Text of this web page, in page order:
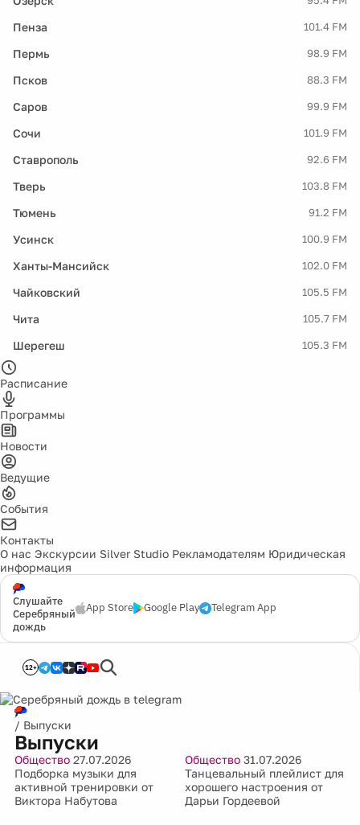
Пенза 101.4 FM
Пермь 98.9 FM
Псков 88.3 FM
Саров 99.9 FM
Сочи 101.9 FM
Ставрополь 92.6 FM
Тверь 103.8 FM
Тюмень 91.2 FM
Усинск 100.9 FM
Ханты-Мансийск 102.0 FM
Чайковский 105.5 FM
Чита 105.7 FM
Шерегеш 105.3 FM
Расписание
Программы
Новости
Ведущие
События
Контакты
О нас Экскурсии Silver Studio Рекламодателям Юридическая
информация
Слушайте
Серебряный
дождь
App Store Google Play Telegram App
12+
/ Выпуски
Выпуски
Общество 27.07.2026
Подборка музыки для
активной тренировки от
Виктора Набутова
Общество 31.07.2026
Танцевальный плейлист для
хорошего настроения от
Дарьи Гордеевой